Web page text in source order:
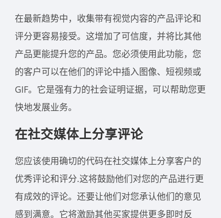
在最新趋势中，收集带有视觉内容的产品评论和
评分更容易接受。这增加了可信度，并将比其他
产品更能提升您的产品。您必须使用此功能，您
的客户可以在他们的评论中插入图像、短视频或
GIF。它是强有力的社会证明证据，可以帮助您更
快地发展业务。
在社交媒体上分享评论
您应该使用确切的代码在社交媒体上分享客户的
优秀评论和评分.这将鼓励他们对您的产品进行更
有成效的评论。还要让他们对您承认他们的意见
感到满意。它将激励其他买家提供更多即时反